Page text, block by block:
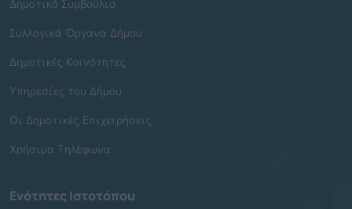
Δημοτικό Συμβούλιο
Συλλογικά Όργανα Δήμου
Δημοτικές Κοινότητες
Υπηρεσίες του Δήμου
Οι Δημοτικές Επιχειρήσεις
Χρήσιμα Τηλέφωνα
Ενότητες Ιστοτόπου